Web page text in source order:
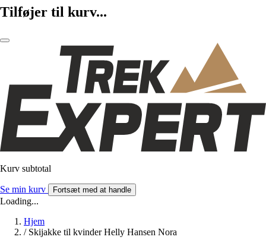
Tilføjer til kurv...
Kurv subtotal
Se min kurv Fortsæt med at handle
Loading...
Hjem
/ Skijakke til kvinder Helly Hansen Nora